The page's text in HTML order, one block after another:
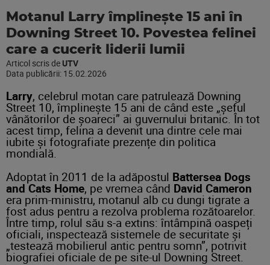
Motanul Larry împlineşte 15 ani în
Downing Street 10. Povestea felinei
care a cucerit liderii lumii
Articol scris de UTV
Data publicării: 15.02.2026
Larry, celebrul motan care patrulează Downing
Street 10, împlinește 15 ani de când este „șeful
vânătorilor de șoareci” ai guvernului britanic. În tot
acest timp, felina a devenit una dintre cele mai
iubite și fotografiate prezențe din politica
mondială.
Adoptat în 2011 de la adăpostul Battersea Dogs
and Cats Home, pe vremea când David Cameron
era prim-ministru, motanul alb cu dungi tigrate a
fost adus pentru a rezolva problema rozătoarelor.
Între timp, rolul său s-a extins: întâmpină oaspeți
oficiali, inspectează sistemele de securitate și
„testează mobilierul antic pentru somn”, potrivit
biografiei oficiale de pe site-ul Downing Street.